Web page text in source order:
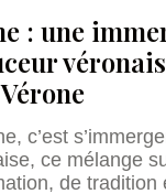
: une
c’est
ce mélange
de tradition